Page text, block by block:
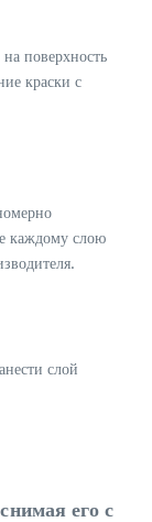
поверхность
краски с
каждому слою
слой
его с